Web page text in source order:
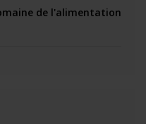
de l'alimentation